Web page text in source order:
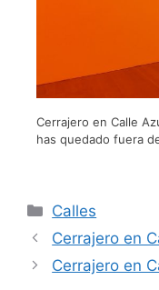
Cerrajero en Calle
has quedado fuera
Calles
Cerrajero en
Cerrajero en